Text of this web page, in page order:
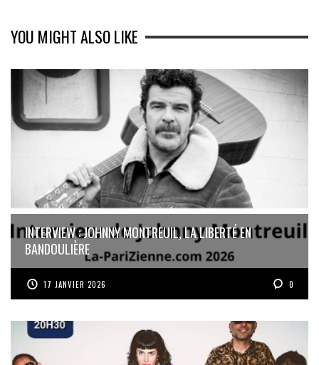
YOU MIGHT ALSO LIKE
INTERVIEW : JOHNNY MONTREUIL, LA LIBERTÉ EN
BANDOULIÈRE
17 JANVIER 2026 0